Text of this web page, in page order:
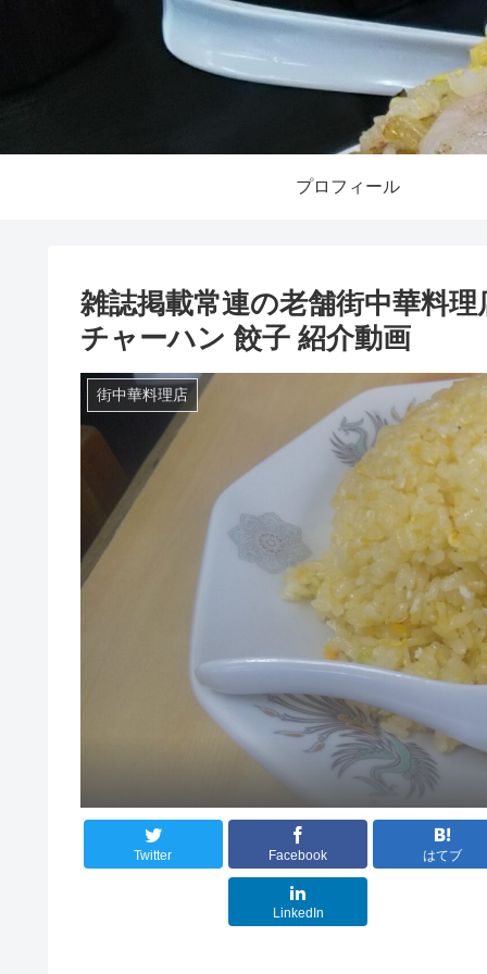
プロフィール
雑誌掲載常連の老舗街中華料
チャーハン 餃子 紹介動画
街中華料理店
Twitter Facebook はてブ
LinkedIn